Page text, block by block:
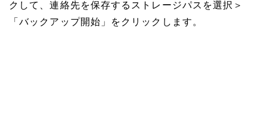
クして、連絡先を保存するストレージパスを選択＞
「バックアップ開始」をクリックします。